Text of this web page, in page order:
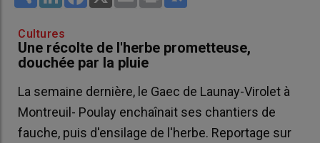
Cultures
Une récolte de l'herbe prometteuse,
douchée par la pluie
La semaine dernière, le Gaec de Launay-Virolet à
Montreuil- Poulay enchaînait ses chantiers de
fauche, puis d'ensilage de l'herbe. Reportage sur